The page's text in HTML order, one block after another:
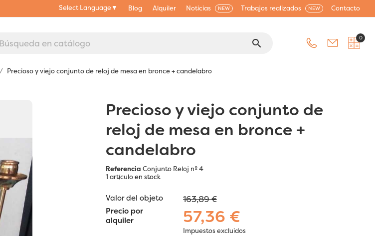
Select Language▼ Blog Alquiler Noticias NEW Trabajos realizados NEW Contacto
search 0
Precioso y viejo conjunto de reloj de mesa en bronce + candelabro
Precioso y viejo conjunto de
reloj de mesa en bronce +
candelabro
Referencia Conjunto Reloj nº 4
1 artículoen stock
Valor del objeto 163,89 €
Precio por
alquiler
57,36 €
Impuestos excluidos